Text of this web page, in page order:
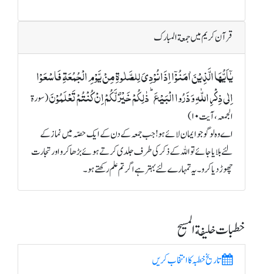
قرآن کریم میں جمعة المبارک
یٰۤاَیُّہَا الَّذِیۡنَ اٰمَنُوۡۤا اِذَا نُوۡدِیَ لِلصَّلٰوۃِ مِنۡ یَّوۡمِ الۡجُمُعَۃِ فَاسۡعَوۡا
اِلٰی ذِکۡرِ اللّٰہِ وَ ذَرُوا الۡبَیۡعَ ؕ ذٰلِکُمۡ خَیۡرٌ لَّکُمۡ اِنۡ کُنۡتُمۡ تَعۡلَمُوۡنَ(سورة
الجمعہ، آیت ۱۰)
اے وہ لوگو جو ایمان لائے ہو! جب جمعہ کے دن کے ایک حصّہ میں نماز کے
لئے بلایا جائے تو اللہ کے ذکر کی طرف جلدی کرتے ہوئے بڑھا کرو اور تجارت
چھوڑ دیا کرو۔ یہ تمہارے لئے بہتر ہے اگر تم علم رکھتے ہو۔
خطبات خلیفة المسیح
تاریخ خطبہ کا انتخاب کریں